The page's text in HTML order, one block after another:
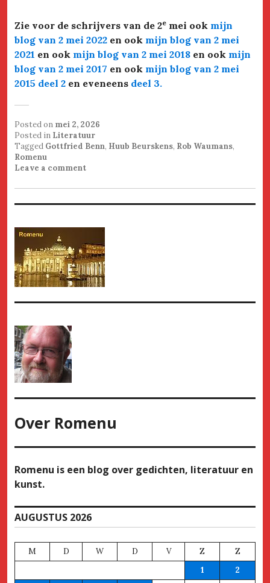
Zie voor de schrijvers van de 2e mei ook mijn
blog van 2 mei 2022 en ook mijn blog van 2 mei
2021 en ook mijn blog van 2 mei 2018 en ook mijn
blog van 2 mei 2017 en ook mijn blog van 2 mei
2015 deel 2 en eveneens deel 3.
Posted on mei 2, 2026
Posted in Literatuur
Tagged Gottfried Benn, Huub Beurskens, Rob Waumans,
Romenu
Leave a comment
Over Romenu
Romenu is een blog over gedichten, literatuur en
kunst.
AUGUSTUS 2026
M D W D V Z
Z
1
2